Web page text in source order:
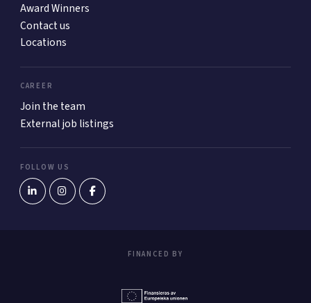
Award Winners
Contact us
Locations
CAREER
Join the team
External job listings
FOLLOW US
FINANCED BY